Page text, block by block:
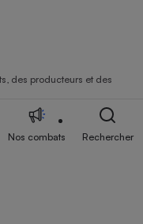
des producteurs et des
Nos combats Rechercher